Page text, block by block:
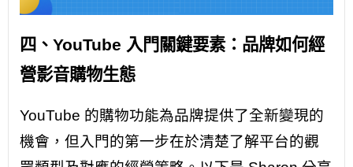
四、YouTube 入門關鍵要素：品牌如何經
營影音購物生態
YouTube 的購物功能為品牌提供了全新變現的
機會，但入門的第一步在於清楚了解平台的觀